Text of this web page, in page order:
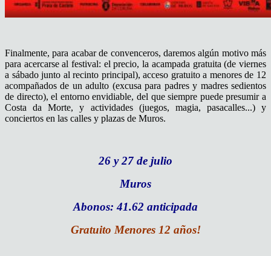
Finalmente, para acabar de convenceros, daremos algún motivo más
para acercarse al festival: el precio, la acampada gratuita (de viernes
a sábado junto al recinto principal), acceso gratuito a menores de 12
acompañados de un adulto (excusa para padres y madres sedientos
de directo), el entorno envidiable, del que siempre puede presumir a
Costa da Morte, y actividades (juegos, magia, pasacalles...) y
conciertos en las calles y plazas de Muros.
26 y 27 de julio
Muros
Abonos: 41.62 anticipada
Gratuito Menores 12 años!